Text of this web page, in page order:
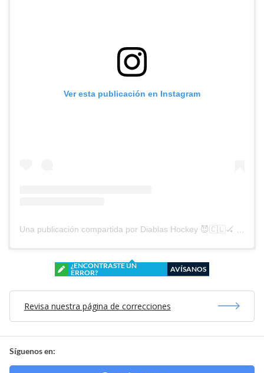
Ver esta publicación en Instagram
¿ENCONTRASTE UN
ERROR?
AVÍSANOS
Revisa nuestra página de correcciones
Síguenos en: